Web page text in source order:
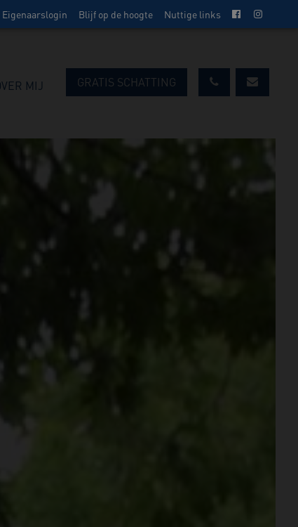
Eigenaarslogin Blijf op de hoogte Nuttige links
MIJ GRATIS SCHATTING